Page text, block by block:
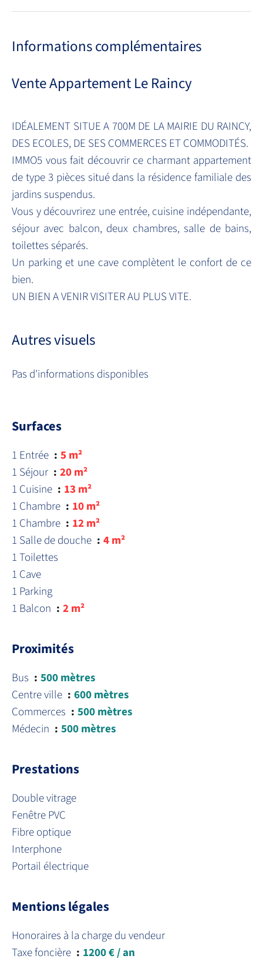
Informations complémentaires
Vente Appartement Le Raincy
IDÉALEMENT SITUE A 700M DE LA MAIRIE DU RAINCY,
DES ECOLES, DE SES COMMERCES ET COMMODITÉS.
IMMO5 vous fait découvrir ce charmant appartement
de type 3 pièces situé dans la résidence familiale des
jardins suspendus.
Vous y découvrirez une entrée, cuisine indépendante,
séjour avec balcon, deux chambres, salle de bains,
toilettes séparés.
Un parking et une cave complètent le confort de ce
bien.
UN BIEN A VENIR VISITER AU PLUS VITE.
Autres visuels
Pas d'informations disponibles
Surfaces
1 Entrée
5 m²
1 Séjour
20 m²
1 Cuisine
13 m²
1 Chambre
10 m²
1 Chambre
12 m²
1 Salle de douche
4 m²
1 Toilettes
1 Cave
1 Parking
1 Balcon
2 m²
Proximités
Bus
500 mètres
Centre ville
600 mètres
Commerces
500 mètres
Médecin
500 mètres
Prestations
Double vitrage
Fenêtre PVC
Fibre optique
Interphone
Portail électrique
Mentions légales
Honoraires à la charge du vendeur
Taxe foncière
1200 € / an